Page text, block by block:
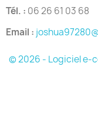
Tél. : 06 26 61 03 68
Email :
© 2026 - Logiciel e-